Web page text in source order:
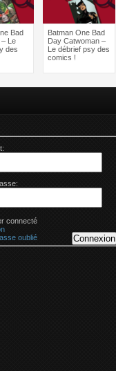
Bad
– Le
des
Batman One Bad
Day Catwoman –
Le débrief psy des
comics !
connecté
Connexion
oublié